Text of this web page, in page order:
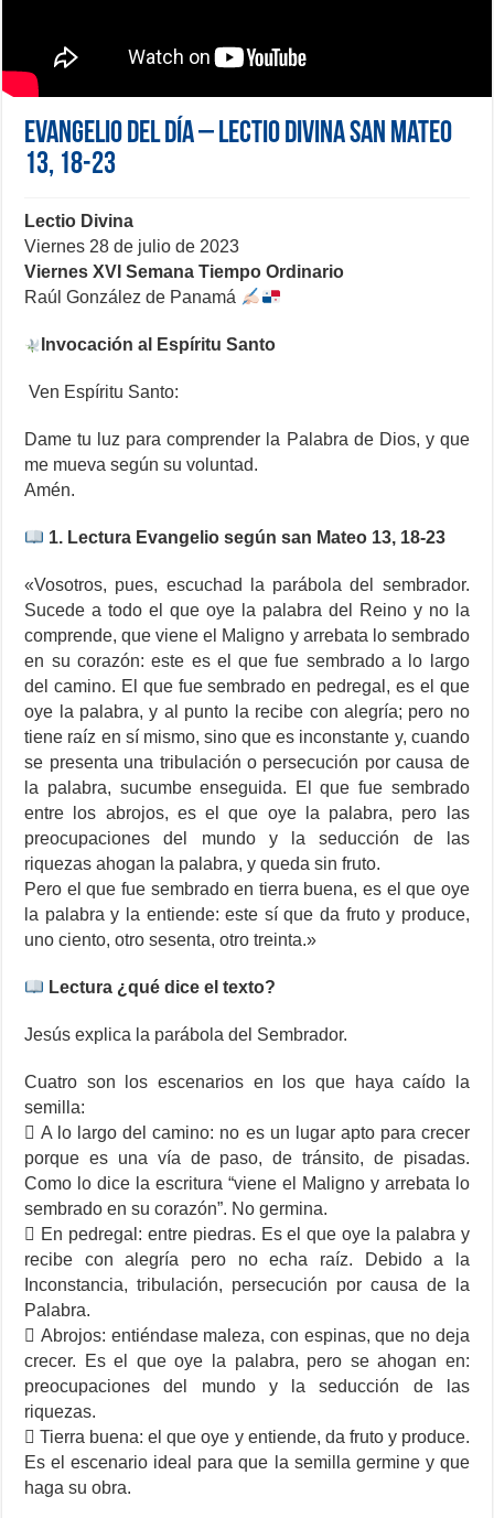
Evangelio del día – Lectio Divina San Mateo
13, 18-23
Lectio Divina
Viernes 28 de julio de 2023
Viernes XVI Semana Tiempo Ordinario
Raúl González de Panamá
Invocación al Espíritu Santo
Ven Espíritu Santo:
Dame tu luz para comprender la Palabra de Dios, y que
me mueva según su voluntad.
Amén.
1. Lectura Evangelio según san Mateo 13, 18-23
«Vosotros, pues, escuchad la parábola del sembrador.
Sucede a todo el que oye la palabra del Reino y no la
comprende, que viene el Maligno y arrebata lo sembrado
en su corazón: este es el que fue sembrado a lo largo
del camino. El que fue sembrado en pedregal, es el que
oye la palabra, y al punto la recibe con alegría; pero no
tiene raíz en sí mismo, sino que es inconstante y, cuando
se presenta una tribulación o persecución por causa de
la palabra, sucumbe enseguida. El que fue sembrado
entre los abrojos, es el que oye la palabra, pero las
preocupaciones del mundo y la seducción de las
riquezas ahogan la palabra, y queda sin fruto.
Pero el que fue sembrado en tierra buena, es el que oye
la palabra y la entiende: este sí que da fruto y produce,
uno ciento, otro sesenta, otro treinta.»
Lectura ¿qué dice el texto?
Jesús explica la parábola del Sembrador.
Cuatro son los escenarios en los que haya caído la
semilla:
 A lo largo del camino: no es un lugar apto para crecer
porque es una vía de paso, de tránsito, de pisadas.
Como lo dice la escritura “viene el Maligno y arrebata lo
sembrado en su corazón”. No germina.
 En pedregal: entre piedras. Es el que oye la palabra y
recibe con alegría pero no echa raíz. Debido a la
Inconstancia, tribulación, persecución por causa de la
Palabra.
 Abrojos: entiéndase maleza, con espinas, que no deja
crecer. Es el que oye la palabra, pero se ahogan en:
preocupaciones del mundo y la seducción de las
riquezas.
 Tierra buena: el que oye y entiende, da fruto y produce.
Es el escenario ideal para que la semilla germine y que
haga su obra.